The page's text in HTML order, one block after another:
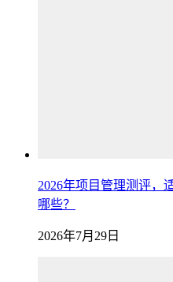
2026年项目管理测评，
哪些？
2026年7月29日